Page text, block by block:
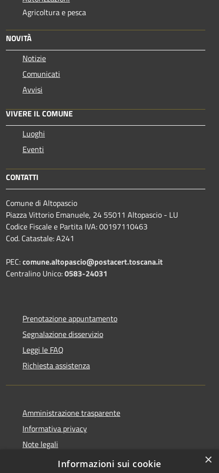
Agricoltura e pesca
NOVITÀ
Notizie
Comunicati
Avvisi
VIVERE IL COMUNE
Luoghi
Eventi
CONTATTI
Comune di Altopascio
Piazza Vittorio Emanuele, 24 55011 Altopascio - LU
Codice Fiscale e Partita IVA: 00197110463
Cod. Catastale: A241
PEC:comune.altopascio@postacert.toscana.it
Centralino Unico:0583-24031
Prenotazione appuntamento
Segnalazione disservizio
Leggi le FAQ
Richiesta assistenza
Amministrazione trasparente
Informativa privacy
Note legali
Dichiarazione di accessibilità
×
Informazioni sui cookie